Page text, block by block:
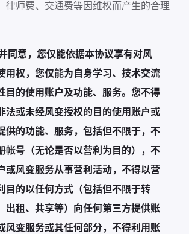
律师费、交通费等因维权而产生的合理
同意，您仅能依据本协议享有对风
用权，您仅能为自身学习、技术交流
目的使用账户及功能、服务。您不得
法或未经风变授权的目的使用账户或
供的功能、服务，包括但不限于，不
帐号（无论是否以营利为目的），不
或风变服务从事营利活动，不得以营
目的以任何方式（包括但不限于转
出租、共享等）向任何第三方提供账
风变服务或其任何部分，不得利用账